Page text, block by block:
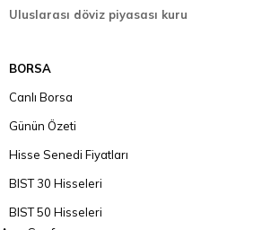
Uluslarası döviz piyasası kuru
BORSA
Canlı Borsa
Günün Özeti
Hisse Senedi Fiyatları
BIST 30 Hisseleri
BIST 50 Hisseleri